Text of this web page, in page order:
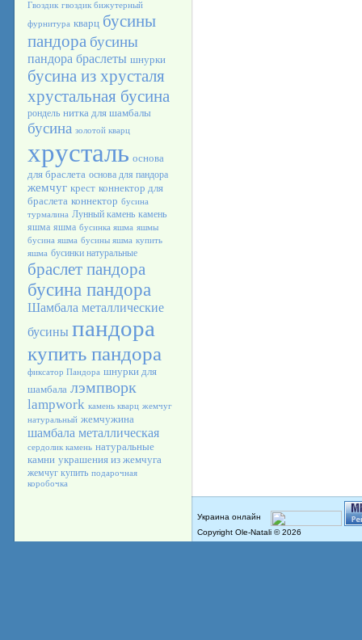
Гвоздик гвоздик бижутерный
фурнитура кварц бусины
пандора бусины
пандора браслеты шнурки
бусина из хрусталя
хрустальная бусина
рондель нитка для шамбалы
бусина золотой кварц
хрусталь основа
для браслета основа для пандора
жемчуг крест коннектор для
браслета коннектор бусина
турмалина Лунный камень камень
яшма яшма бусинка яшма яшмы
бусина яшма бусины яшма купить
яшма бусинки натуральные
браслет пандора
бусина пандора
Шамбала металлические
бусины пандора
купить пандора
фиксатор Пандора шнурки для
шамбала лэмпворк
lampwork камень кварц жемчуг
натуральный жемчужина
шамбала металлическая
сердолик камень натуральные
камни украшения из жемчуга
жемчуг купить подарочная
коробочка
Copyright Ole-Natali © 2026